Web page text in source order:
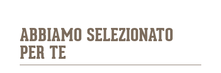
ABBIAMO SELEZIONATO
PER TE